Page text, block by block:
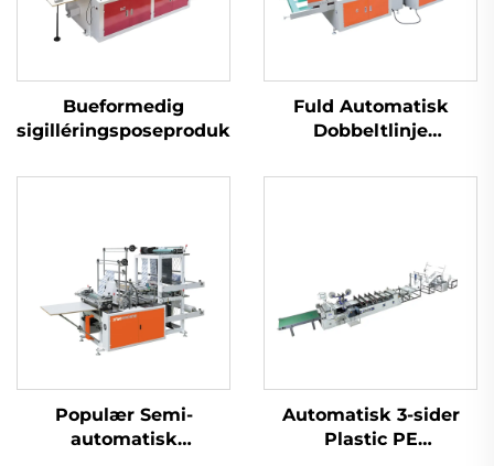
Bueformedig
sigilléringsposeproduktionsmaskine
Fuld Automatisk
Dobbeltlinje
T-shirt Sak Produktion
Populær Semi-
automatisk
Automatisk 3-sider
Plastic PE